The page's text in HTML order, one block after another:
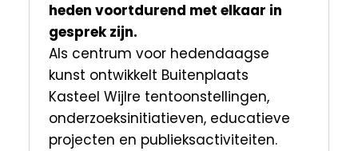
heden voortdurend met elkaar in
gesprek zijn.
Als centrum voor hedendaagse
kunst ontwikkelt Buitenplaats
Kasteel Wijlre tentoonstellingen,
onderzoeksinitiatieven, educatieve
projecten en publieksactiviteiten.